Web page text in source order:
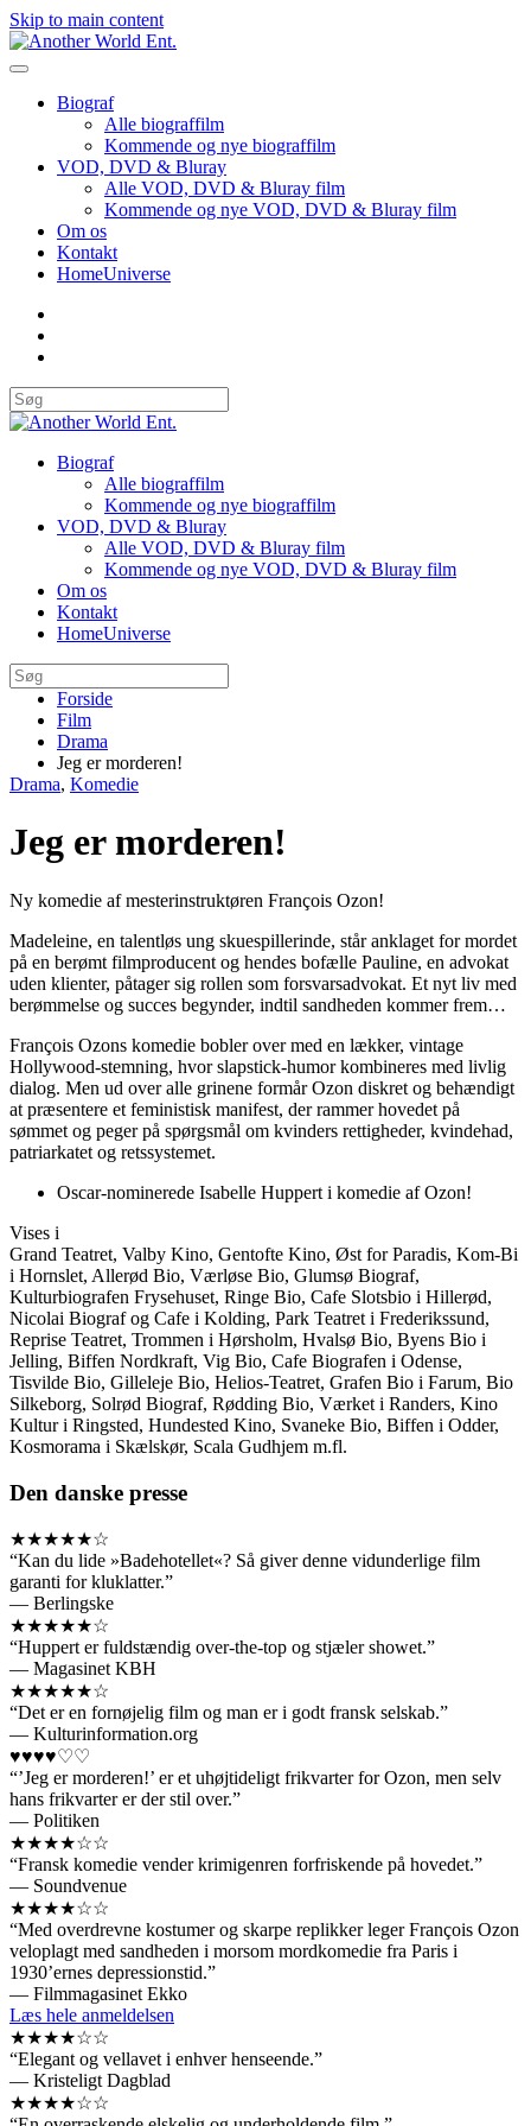
Skip to main content
Biograf
Alle biograffilm
Kommende og nye biograffilm
VOD, DVD & Bluray
Alle VOD, DVD & Bluray film
Kommende og nye VOD, DVD & Bluray film
Om os
Kontakt
HomeUniverse
Biograf
Alle biograffilm
Kommende og nye biograffilm
VOD, DVD & Bluray
Alle VOD, DVD & Bluray film
Kommende og nye VOD, DVD & Bluray film
Om os
Kontakt
HomeUniverse
Forside
Film
Drama
Jeg er morderen!
Drama, Komedie
Jeg er morderen!
Ny komedie af mesterinstruktøren François Ozon!
Madeleine, en talentløs ung skuespillerinde, står anklaget for mordet
på en berømt filmproducent og hendes bofælle Pauline, en advokat
uden klienter, påtager sig rollen som forsvarsadvokat. Et nyt liv med
berømmelse og succes begynder, indtil sandheden kommer frem…
François Ozons komedie bobler over med en lækker, vintage
Hollywood-stemning, hvor slapstick-humor kombineres med livlig
dialog. Men ud over alle grinene formår Ozon diskret og behændigt
at præsentere et feministisk manifest, der rammer hovedet på
sømmet og peger på spørgsmål om kvinders rettigheder, kvindehad,
patriarkatet og retssystemet.
Oscar-nominerede Isabelle Huppert i komedie af Ozon!
Vises i
Grand Teatret, Valby Kino, Gentofte Kino, Øst for Paradis, Kom-Bi
i Hornslet, Allerød Bio, Værløse Bio, Glumsø Biograf,
Kulturbiografen Frysehuset, Ringe Bio, Cafe Slotsbio i Hillerød,
Nicolai Biograf og Cafe i Kolding, Park Teatret i Frederikssund,
Reprise Teatret, Trommen i Hørsholm, Hvalsø Bio, Byens Bio i
Jelling, Biffen Nordkraft, Vig Bio, Cafe Biografen i Odense,
Tisvilde Bio, Gilleleje Bio, Helios-Teatret, Grafen Bio i Farum, Bio
Silkeborg, Solrød Biograf, Rødding Bio, Værket i Randers, Kino
Kultur i Ringsted, Hundested Kino, Svaneke Bio, Biffen i Odder,
Kosmorama i Skælskør, Scala Gudhjem m.fl.
Den danske presse
★★★★★☆
“Kan du lide »Badehotellet«? Så giver denne vidunderlige film
garanti for kluklatter.”
— Berlingske
★★★★★☆
“Huppert er fuldstændig over-the-top og stjæler showet.”
— Magasinet KBH
★★★★★☆
“Det er en fornøjelig film og man er i godt fransk selskab.”
— Kulturinformation.org
♥♥♥♥♡♡
“’Jeg er morderen!’ er et uhøjtideligt frikvarter for Ozon, men selv
hans frikvarter er der stil over.”
— Politiken
★★★★☆☆
“Fransk komedie vender krimigenren forfriskende på hovedet.”
— Soundvenue
★★★★☆☆
“Med overdrevne kostumer og skarpe replikker leger François Ozon
veloplagt med sandheden i morsom mordkomedie fra Paris i
1930’ernes depressionstid.”
— Filmmagasinet Ekko
Læs hele anmeldelsen
★★★★☆☆
“Elegant og vellavet i enhver henseende.”
— Kristeligt Dagblad
★★★★☆☆